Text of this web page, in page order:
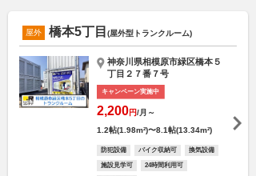
屋外 橋本5丁目 (屋外型トランクルーム)
神奈川県相模原市緑区橋本５
丁目２７番７号
キャンペーン実施中
2,200円/月～
1.2帖(1.98m²)〜8.1帖(13.34m²)
防犯設備 バイク収納可 換気設備
施設見学可 24時間利用可